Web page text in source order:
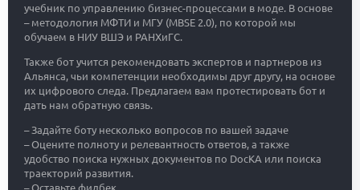
учебник по управлению бизнес-процессами в моде. В основе
– методология МФТИ и МГУ (MBSE 2.0), по которой мы
обучаем в НИУ ВШЭ и РАНХиГС.
Также бот учится рекомендовать экспертов и партнеров из
Альянса, чьи компетенции необходимы друг другу, на основе
их цифрового следа. Предлагаем вам протестировать бот и
дать нам обратную связь.
– Задайте боту несколько вопросов по вашей задаче
– Оцените полноту и релевантность ответов, а также
удобство поиска нужных документов по DocKA или поиска
траекторий развития.
– Оставьте фидбек